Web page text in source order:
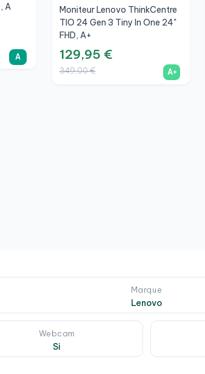
A
A
Moniteur Lenovo ThinkCentre
TIO 24 Gen 3 Tiny In One 24"
FHD, A+
129,95 €
349,00 € A+
Marque
Lenovo
Webcam
Si